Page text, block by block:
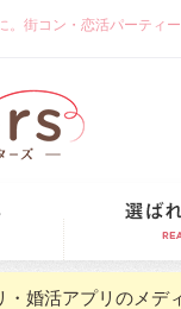
。街コン・恋活パーティ
婚活アプリのメデ